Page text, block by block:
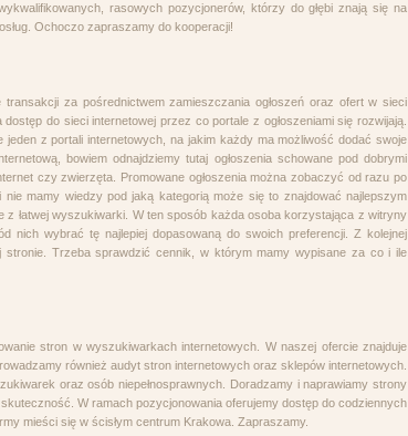
rasowych pozycjonerów, którzy do głębi znają się na
Ochoczo zapraszamy do kooperacji!
transakcji za pośrednictwem zamieszczania ogłoszeń oraz ofert w sieci
do sieci internetowej przez co portale z ogłoszeniami się rozwijają.
jeden z portali internetowych, na jakim każdy ma możliwość dodać swoje
bowiem odnajdziemy tutaj ogłoszenia schowane pod dobrymi
czy zwierzęta. Promowane ogłoszenia można zobaczyć od razu po
mamy wiedzy pod jaką kategorią może się to znajdować najlepszym
z łatwej wyszukiwarki. W ten sposób każda osoba korzystająca z witryny
nich wybrać tę najlepiej dopasowaną do swoich preferencji. Z kolejnej
stronie. Trzeba sprawdzić cennik, w którym mamy wypisane za co i ile
stron w wyszukiwarkach internetowych. W naszej ofercie znajduje
również audyt stron internetowych oraz sklepów internetowych.
oraz osób niepełnosprawnych. Doradzamy i naprawiamy strony
W ramach pozycjonowania oferujemy dostęp do codziennych
mieści się w ścisłym centrum Krakowa. Zapraszamy.